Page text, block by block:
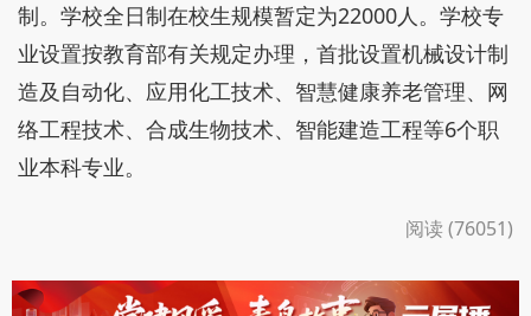
制。学校全日制在校生规模暂定为22000人。学校专
业设置按教育部有关规定办理，首批设置机械设计制
造及自动化、应用化工技术、智慧健康养老管理、网
络工程技术、合成生物技术、智能建造工程等6个职
业本科专业。
阅读 (76051)